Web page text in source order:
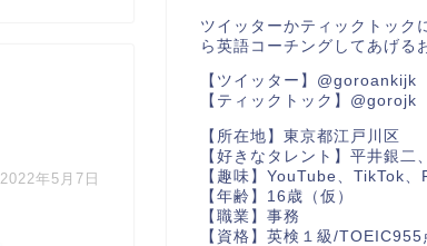
2022年5月7日
ツイッターかティックトック
ら英語コーチングしてあげる
【ツイッター】@goroankijk
【ティックトック】@gorojk
【所在地】東京都江戸川区
【好きなタレント】平井銀二
【趣味】YouTube、TikTok
【年齢】16歳（仮）
【職業】事務
【資格】英検１級/TOEIC955